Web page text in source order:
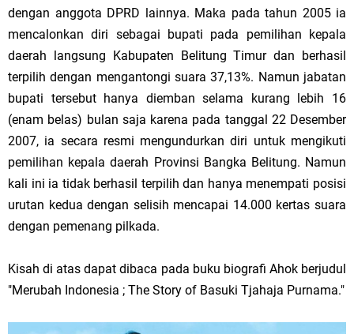
dengan anggota DPRD lainnya. Maka pada tahun 2005 ia
mencalonkan diri sebagai bupati pada pemilihan kepala
daerah langsung Kabupaten Belitung Timur dan berhasil
terpilih dengan mengantongi suara 37,13%. Namun jabatan
bupati tersebut hanya diemban selama kurang lebih 16
(enam belas) bulan saja karena pada tanggal 22 Desember
2007, ia secara resmi mengundurkan diri untuk mengikuti
pemilihan kepala daerah Provinsi Bangka Belitung. Namun
kali ini ia tidak berhasil terpilih dan hanya menempati posisi
urutan kedua dengan selisih mencapai 14.000 kertas suara
dengan pemenang pilkada.
Kisah di atas dapat dibaca pada buku biografi Ahok berjudul
"Merubah Indonesia ; The Story of Basuki Tjahaja Purnama."